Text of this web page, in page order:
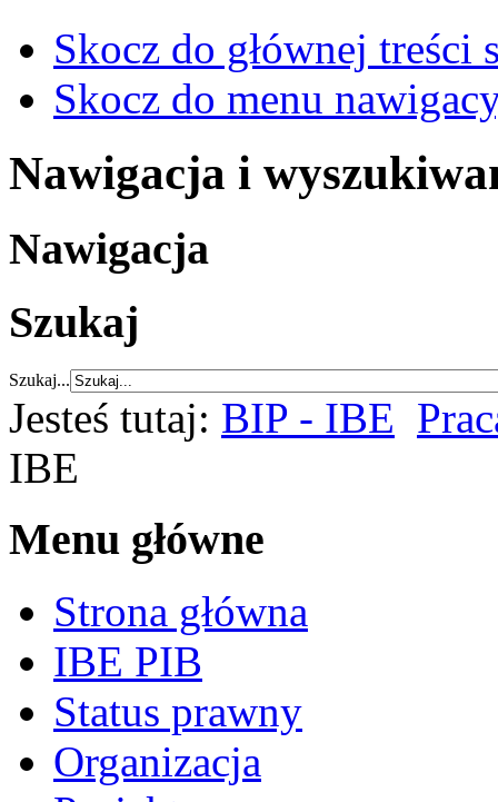
Skocz do głównej treści
Skocz do menu
Nawigacja i
Nawigacja
Szukaj
Szukaj...
Jesteś tutaj: BIP - IBE
IBE
Menu główne
Strona główna
IBE PIB
Status prawny
Organizacja